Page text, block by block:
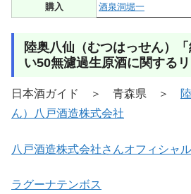
購入
酒泉洞堀一
陸奥八仙（むつはっせん）
い50無濾過生原酒に関する
日本酒ガイド ＞ 青森県 ＞
ん）八戸酒造株式会社
八戸酒造株式会社さんオフィシャ
ラグーナテンボス